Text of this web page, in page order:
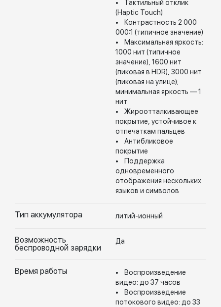
• Тактильный отклик
(Haptic Touch)
• Контрастность 2 000
000:1 (типичное значение)
• Максимальная яркость:
1000 нит (типичное
значение), 1600 нит
(пиковая в HDR), 3000 нит
(пиковая на улице);
минимальная яркость — 1
нит
• Жироотталкивающее
покрытие, устойчивое к
отпечаткам пальцев
• Антибликовое
покрытие
• Поддержка
одновременного
отображения нескольких
языков и символов
Тип аккумулятора литий-ионный
Возможность
беспроводной зарядки
Да
Время работы
• Воспроизведение
видео: до 37 часов
• Воспроизведение
потокового видео: до 33